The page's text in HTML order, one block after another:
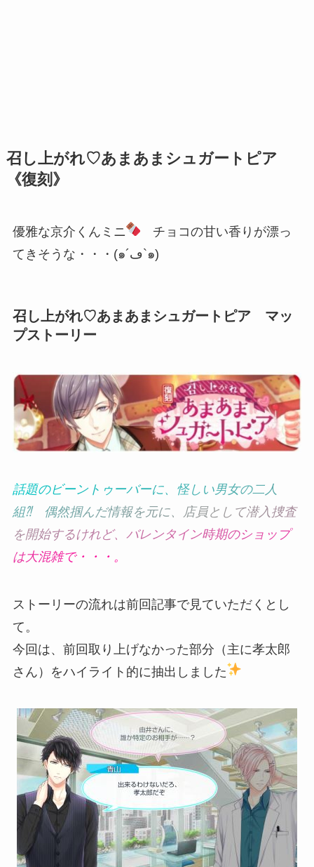
召し上がれ♡あまあまシュガートピア
《復刻》
優雅な京介くんミニ
チョコの甘い香りが漂っ
てきそうな・・・(๑´ڡ`๑)
召し上がれ♡あまあまシュガートピア マッ
プストーリー
話題のビーント ゥ ーバーに、 怪し い男女の二人
組⁈ 偶然掴ん だ情報を元に、 店員と し て潜入 捜査
を開始するけれど、 バレンタ イン時期のショ ッ プ
は大混雑で・ ・ ・ 。
ストーリーの流れは前回記事で見ていただくとし
て。
今回は、前回取り上げなかった部分（主に孝太郎
さん）をハイライト的に抽出しました